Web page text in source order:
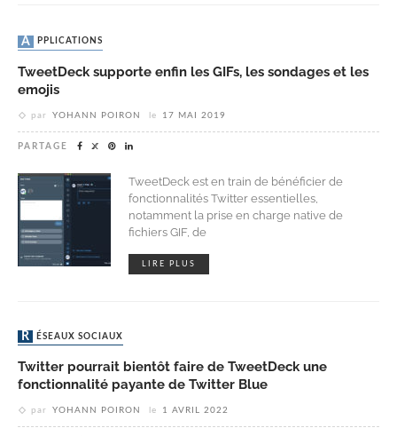
APPLICATIONS
TweetDeck supporte enfin les GIFs, les sondages et les
emojis
par YOHANN POIRON le 17 MAI 2019
PARTAGE
TweetDeck est en train de bénéficier de
fonctionnalités Twitter essentielles,
notamment la prise en charge native de
fichiers GIF, de
LIRE PLUS
RÉSEAUX SOCIAUX
Twitter pourrait bientôt faire de TweetDeck une
fonctionnalité payante de Twitter Blue
par YOHANN POIRON le 1 AVRIL 2022